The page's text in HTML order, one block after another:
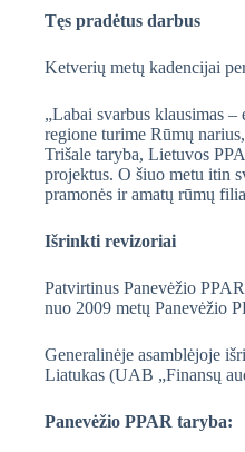
Tęs pradėtus darbus
Ketverių metų kadencijai
„Labai svarbus klausimas
regione turime Rūmų
Trišale taryba, Lietuvos
projektus. O šiuo metu itin
pramonės ir amatų rūmų
Išrinkti revizoriai
Patvirtinus Panevėžio
nuo 2009 metų Panevėžio
Generalinėje asamblėjoje
Liatukas (UAB „Finansų
Panevėžio PPAR taryba: